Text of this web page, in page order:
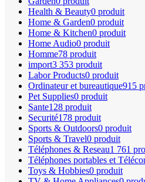
Health & Beauty0 produit
Home & Garden0 produit
Home & Kitchen0 produit
Home Audio0 produit
Homme78 produit
import3 353 produit
Labor Products0 produit
Ordinateur et bureautique915
Pet Supplies0 produit
Sante128 produit
Securité178 produit
Sports & Outdoors0 produit
Sports & Travel0 produit
Téléphones & Reseau1 761
Téléphones portables et
Toys & Hobbies0 produit